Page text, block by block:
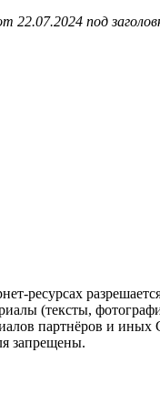
под
ресурсах
(тексты,
партнёров и
запрещены.